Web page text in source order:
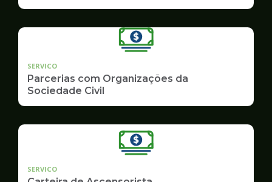
SERVICO
Parcerias com Organizações da
Sociedade Civil
SERVICO